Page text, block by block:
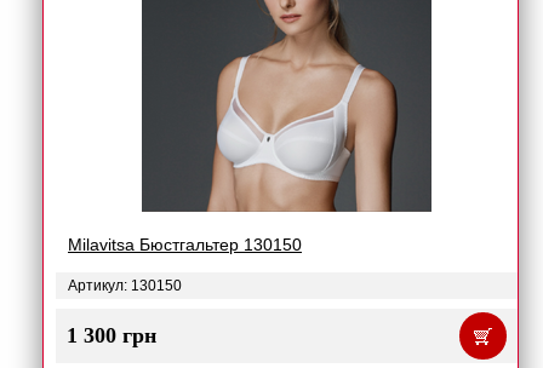
Milavitsa Бюстгальтер 130150
Артикул: 130150
1 300 грн